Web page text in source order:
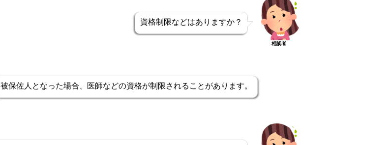
資格制限などはありますか？
相談者
被保佐人となった場合、医師などの資格が制限されることがあります。